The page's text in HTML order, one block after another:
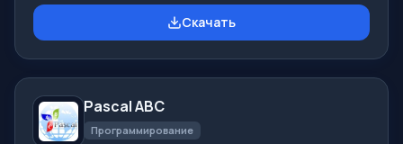
пользователей и корпораций. Программой PROMT
обеспечивается перевод любого текста, пользуясь
русского интерфейса или электронные письма
иностранной компани
Скачать
Pascal ABC
Программирование